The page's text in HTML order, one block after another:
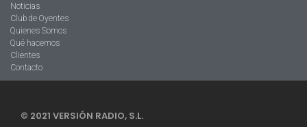
Noticias
Club de Oyentes
Quienes Somos
Qué hacemos
Clientes
Contacto
© 2021 VERSIÓN RADIO, S.L.